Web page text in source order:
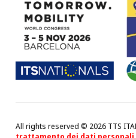
All rights reserved © 2026 TTS